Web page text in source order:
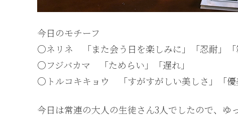
今日のモチーフ
○ネリネ 「また会う日を楽しみに」「忍耐」「
○フジバカマ 「ためらい」「遅れ」
○トルコキキョウ 「すがすがしい美しさ」「優
今日は常連の大人の生徒さん3人でしたので、ゆ